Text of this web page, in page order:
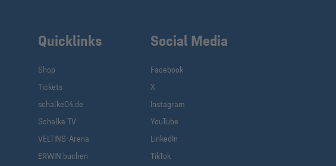
Quicklinks
Shop
Tickets
schalke04.de
Schalke TV
VELTINS-Arena
ERWIN buchen
Social Media
Facebook
X
Instagram
YouTube
LinkedIn
TikTok